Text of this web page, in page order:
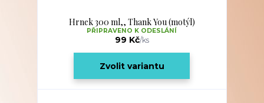
Hrnek 300 ml,, Thank You (motýl)
99 Kč/ks
PŘIPRAVENO K ODESLÁNÍ
Zvolit variantu